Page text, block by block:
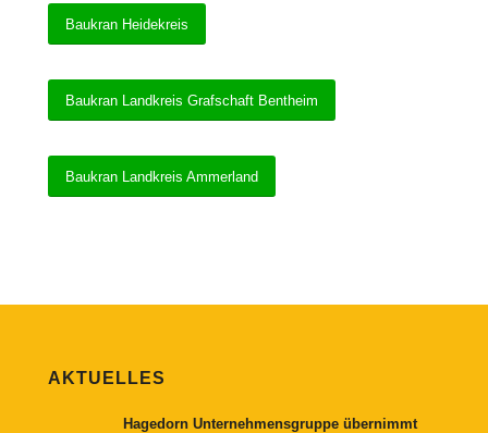
Baukran Heidekreis
Baukran Landkreis Grafschaft Bentheim
Baukran Landkreis Ammerland
AKTUELLES
Hagedorn Unternehmensgruppe übernimmt